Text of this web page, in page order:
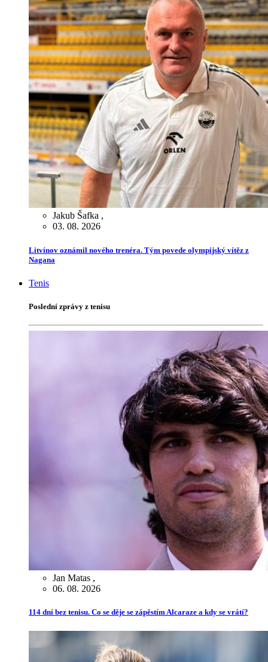
Jakub Šafka ,
03. 08. 2026
Litvínov oznámil nového trenéra. Tým povede olympijský vítěz z
Nagana
Tenis
Poslední zprávy z tenisu
Jan Matas ,
06. 08. 2026
114 dní bez tenisu. Co se děje se zápěstím Alcaraze a kdy se vrátí?